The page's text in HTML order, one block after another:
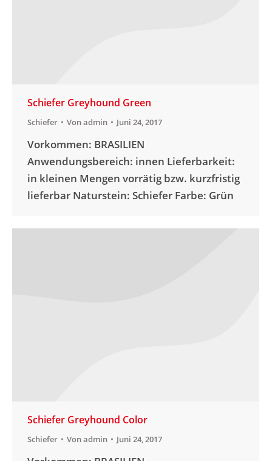
Schiefer Greyhound Green
Schiefer Vonadmin Juni 24, 2017
Vorkommen: BRASILIEN
Anwendungsbereich: innen Lieferbarkeit:
in kleinen Mengen vorrätig bzw. kurzfristig
lieferbar Naturstein: Schiefer Farbe: Grün
Schiefer Greyhound Color
Schiefer Vonadmin Juni 24, 2017